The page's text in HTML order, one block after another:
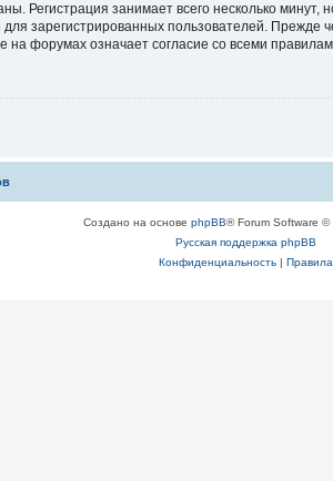
Регистрация занимает всего несколько
зарегистрированных пользователей. Прежде
форумах означает согласие со всеми
Создано на основе phpBB® Forum Software ©
Русская поддержка phpBB
Конфиденциальность| Правила